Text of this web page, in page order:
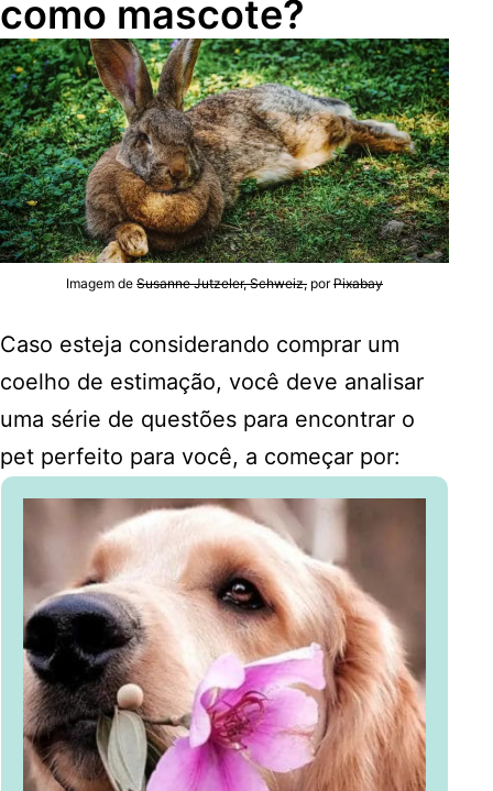
como mascote?
Imagem de Susanne Jutzeler, Schweiz, porPixabay
Caso esteja considerando comprar um
coelho de estimação, você deve analisar
uma série de questões para encontrar o
pet perfeito para você, a começar por: